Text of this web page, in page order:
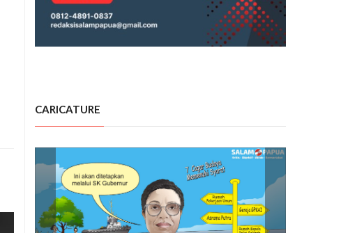
CARICATURE